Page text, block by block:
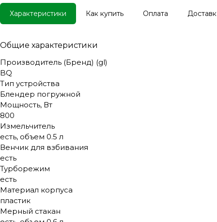
Характеристики Как купить Оплата
Общие характеристики
Производитель (Бренд) (gl)
BQ
Тип устройства
Блендер погружной
Мощность, Вт
800
Измельчитель
есть, объем 0.5 л
Венчик для взбивания
есть
Турборежим
есть
Материал корпуса
пластик
Мерный стакан